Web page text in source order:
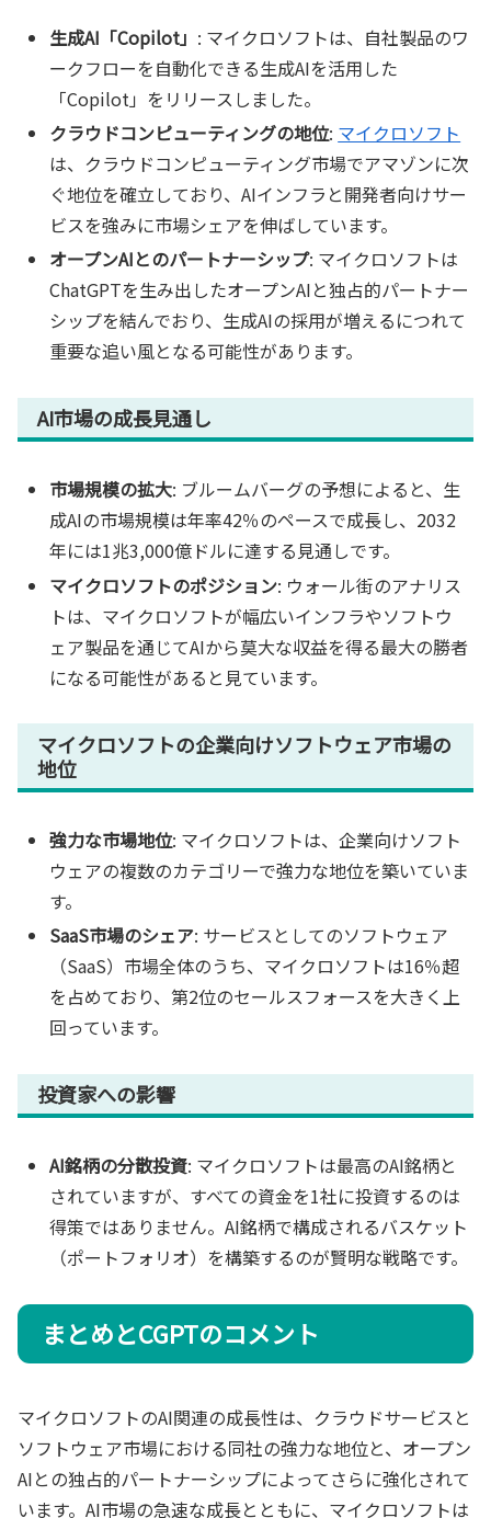
生成AI「Copilot」 : マイクロソフトは、自社製品のワ
ークフローを自動化できる生成AIを活用した
「Copilot」をリリースしました。
クラウドコンピューティングの地位: マイクロソフト
は、クラウドコンピューティング市場でアマゾンに次
ぐ地位を確立しており、AIインフラと開発者向けサー
ビスを強みに市場シェアを伸ばしています。
オープンAIとのパートナーシップ: マイクロソフトは
ChatGPTを生み出したオープンAIと独占的パートナー
シップを結んでおり、生成AIの採用が増えるにつれて
重要な追い風となる可能性があります。
AI市場の成長見通し
市場規模の拡大: ブルームバーグの予想によると、生
成AIの市場規模は年率42％のペースで成長し、2032
年には1兆3,000億ドルに達する見通しです。
マイクロソフトのポジション: ウォール街のアナリス
トは、マイクロソフトが幅広いインフラやソフトウ
ェア製品を通じてAIから莫大な収益を得る最大の勝者
になる可能性があると見ています。
マイクロソフトの企業向けソフトウェア市場の
地位
強力な市場地位: マイクロソフトは、企業向けソフト
ウェアの複数のカテゴリーで強力な地位を築いていま
す。
SaaS市場のシェア: サービスとしてのソフトウェア
（SaaS）市場全体のうち、マイクロソフトは16％超
を占めており、第2位のセールスフォースを大きく上
回っています。
投資家への影響
AI銘柄の分散投資: マイクロソフトは最高のAI銘柄と
されていますが、すべての資金を1社に投資するのは
得策ではありません。AI銘柄で構成されるバスケット
（ポートフォリオ）を構築するのが賢明な戦略です。
まとめとCGPTのコメント
マイクロソフトのAI関連の成長性は、クラウドサービスと
ソフトウェア市場における同社の強力な地位と、オープン
AIとの独占的パートナーシップによってさらに強化されて
います。AI市場の急速な成長とともに、マイクロソフトは